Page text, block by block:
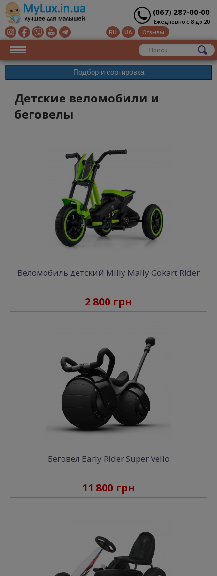
(067) 287-00-00
Ежедневно с 8 до 20
RU UA Отзывы
Подбор и сортировка
Детские веломобили и
беговелы
Веломобиль детский Milly Mally Gokart Rider
2 800 грн
Беговел Early Rider Super Velio
11 800 грн